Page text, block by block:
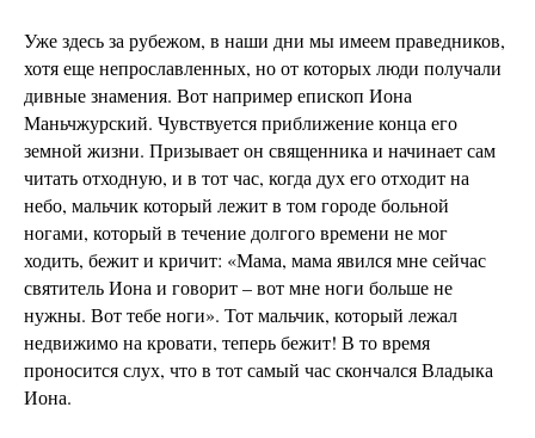
Уже здесь за рубежом, в наши дни мы имеем праведников,
хотя еще непрославленных, но от которых люди получали
дивные знамения. Вот например епископ Иона
Маньчжурский. Чувствуется приближение конца его
земной жизни. Призывает он священника и начинает сам
читать отходную, и в тот час, когда дух его отходит на
небо, мальчик который лежит в том городе больной
ногами, который в течение долгого времени не мог
ходить, бежит и кричит: «Мама, мама явился мне сейчас
святитель Иона и говорит – вот мне ноги больше не
нужны. Вот тебе ноги». Тот мальчик, который лежал
недвижимо на кровати, теперь бежит! В то время
проносится слух, что в тот самый час скончался Владыка
Иона.